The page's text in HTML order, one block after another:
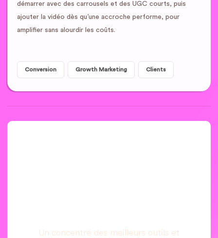
démarrer avec des carrousels et des UGC courts, puis
ajouter la vidéo dès qu’une accroche performe, pour
amplifier sans alourdir les coûts.
Conversion Growth Marketing Clients
Un concentré des meilleurs outils et